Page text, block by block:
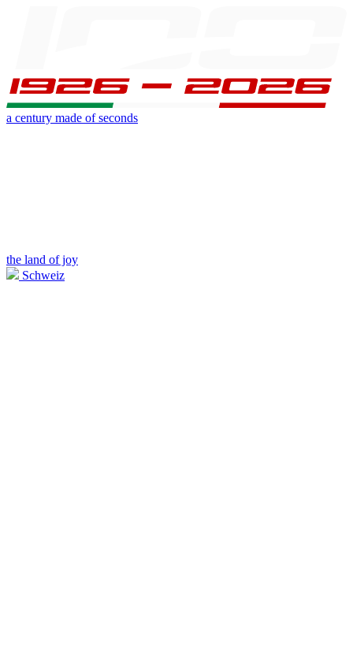
a century made of seconds
the land of joy
Schweiz